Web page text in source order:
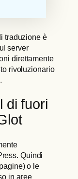
traduzione è
server
direttamente
rivoluzionario
di fuori
Quindi
o le
in aree